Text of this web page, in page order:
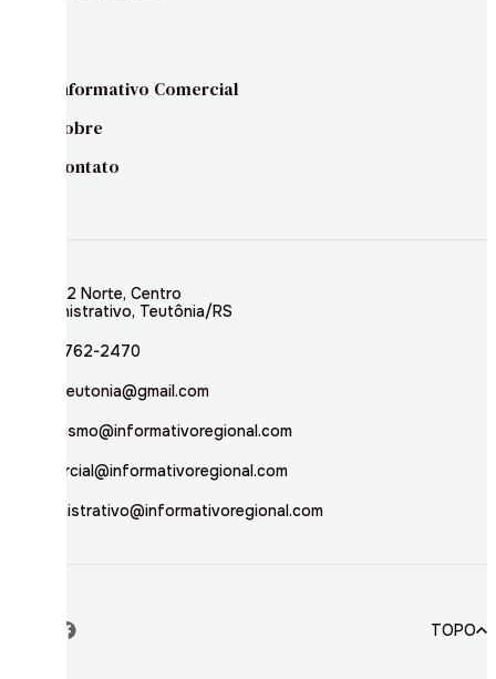
Informativo Comercial
Sobre
Contato
Rua 02 Norte, Centro
Administrativo, Teutônia/RS
(51) 3762-2470
inforteutonia@gmail.com
jornalismo@informativoregional.com
comercial@informativoregional.com
administrativo@informativoregional.com
TOPO